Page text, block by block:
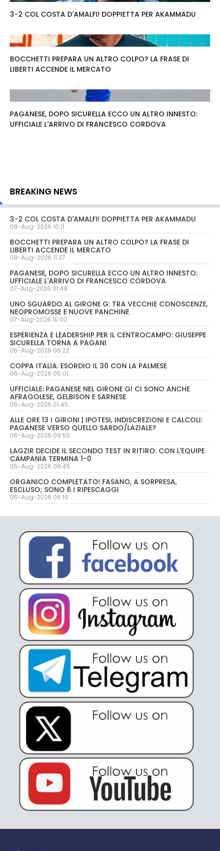
3-2 COL COSTA D'AMALFI! DOPPIETTA PER AKAMMADU
BOCCHETTI PREPARA UN ALTRO COLPO? LA FRASE DI
LIBERTI ACCENDE IL MERCATO
PAGANESE, DOPO SICURELLA ECCO UN ALTRO INNESTO:
UFFICIALE L'ARRIVO DI FRANCESCO CORDOVA
BREAKING NEWS
3-2 COL COSTA D'AMALFI! DOPPIETTA PER AKAMMADU
09-Aug-2026 10:11
BOCCHETTI PREPARA UN ALTRO COLPO? LA FRASE DI
LIBERTI ACCENDE IL MERCATO
08-Aug-2026 11:37
PAGANESE, DOPO SICURELLA ECCO UN ALTRO INNESTO:
UFFICIALE L'ARRIVO DI FRANCESCO CORDOVA
07-Aug-2026 01:48
UNO SGUARDO AL GIRONE G: TRA VECCHIE CONOSCENZE,
NEOPROMOSSE E NUOVE PANCHINE
07-Aug-2026 10:02
ESPERIENZA E LEADERSHIP PER IL CENTROCAMPO: GIUSEPPE
SICURELLA TORNA A PAGANI
06-Aug-2026 06:22
COPPA ITALIA: ESORDIO IL 30 CON LA PALMESE
06-Aug-2026 05:01
UFFICIALE: PAGANESE NEL GIRONE G! CI SONO ANCHE
AFRAGOLESE, GELBISON E SARNESE
06-Aug-2026 01:45
ALLE ORE 13 I GIRONI | IPOTESI, INDISCREZIONI E CALCOLI:
PAGANESE VERSO QUELLO SARDO/LAZIALE?
06-Aug-2026 09:53
LAGZIR DECIDE IL SECONDO TEST IN RITIRO. CON L'EQUIPE
CAMPANIA TERMINA 1-0
05-Aug-2026 09:45
ORGANICO COMPLETATO! FASANO, A SORPRESA,
ESCLUSO; SONO 6 I RIPESCAGGI
05-Aug-2026 06:19